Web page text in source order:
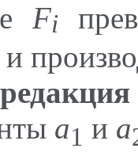
Fi
a1 и а